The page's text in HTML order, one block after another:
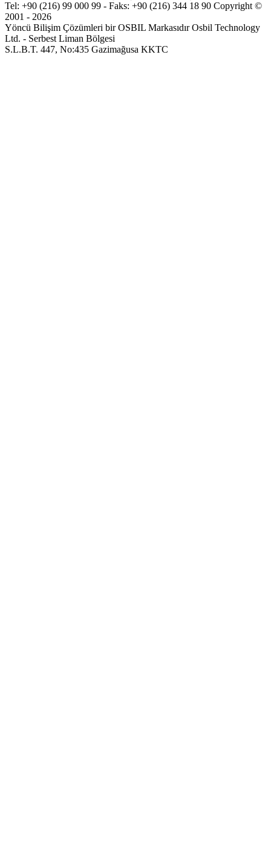
Tel: +90 (216) 99 000 99 - Faks: +90 (216) 344 18 90 Copyright ©
2001 - 2026
Yöncü Bilişim Çözümleri bir OSBIL Markasıdır Osbil Technology
Ltd. - Serbest Liman Bölgesi
S.L.B.T. 447, No:435 Gazimağusa KKTC